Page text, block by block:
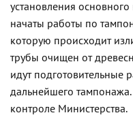
установления
начаты работы по
которую происходит
трубы очищен от
идут подготовительные
дальнейшего
контроле Министерства.